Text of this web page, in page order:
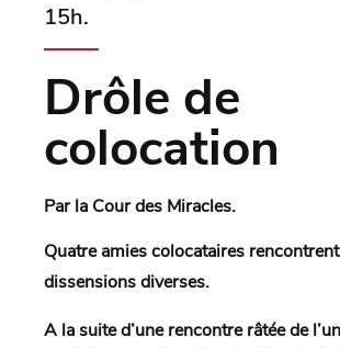
15h.
Drôle de
colocation
Par la Cour des Miracles.
Quatre amies colocataires
dissensions diverses.
A la suite d’une rencontre râtée de